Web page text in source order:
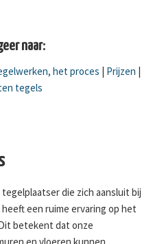
naar:
het proces Prijzen
tegels
die zich aansluit bij
een ruime ervaring op het
betekent dat onze